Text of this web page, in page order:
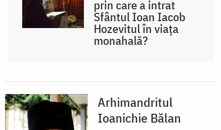
prin care a intrat
Sfântul Ioan Iacob
Hozevitul în viața
monahală?
Arhimandritul
Ioanichie Bălan